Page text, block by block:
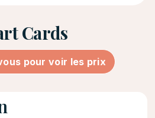
Cards
pour voir les prix